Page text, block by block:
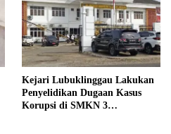
Kejari Lubuklinggau Lakukan
Penyelidikan Dugaan Kasus
Korupsi di SMKN 3